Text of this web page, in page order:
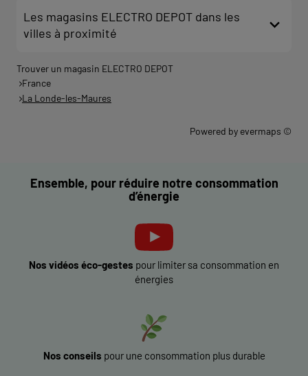
Les magasins ELECTRO DEPOT dans les
villes à proximité
Trouver un magasin ELECTRO DEPOT
France
La Londe-les-Maures
Powered by evermaps ©
Ensemble, pour réduire notre consommation
d’énergie
Nos vidéos éco-gestes pour limiter sa consommation en
énergies
Nos conseils pour une consommation plus durable